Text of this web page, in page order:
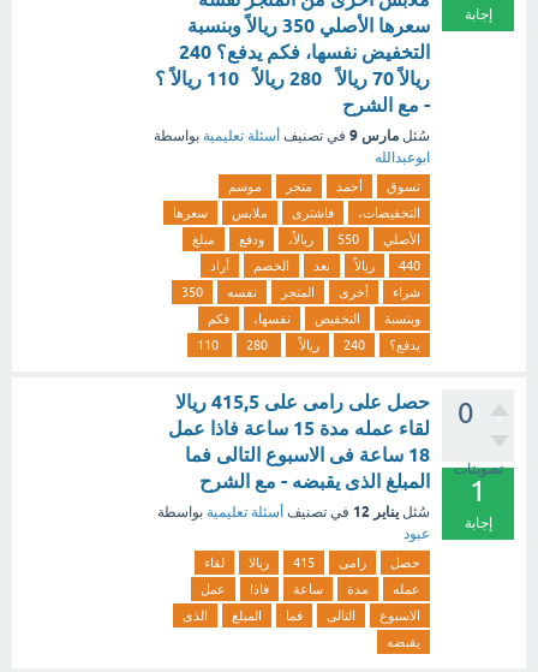
إجابة
سعرها الأصلي 350 ريالاً وبنسبة
التخفيض نفسها، فكم يدفع؟ 240
ريالاً 70 ريالاً 280 ريالاً 110 ريالاً ؟
- مع الشرح
سُئل مارس 9 في تصنيف أسئلة تعليمية بواسطة
ابوعبدالله
تسوق أحمد متجر
موسم
التخفيضات،
فاشترى ملابس
سعرها
الأصلي
550 ريالاً، ودفع
مبلغ
440
ريالاً بعد الخصم
أراد
شراء
أخرى المتجر نفسه
350
وبنسبة
التخفيض نفسها،
فكم
يدفع؟
240 ريالاً
0
تصويتات
1
إجابة
حصل على رامى على 415,5 ريالا
لقاء عمله مدة 15 ساعة فاذا عمل
18 ساعة فى الاسبوع التالى فما
المبلغ الذى يقبضه - مع الشرح
سُئل يناير 12 في تصنيف أسئلة تعليمية بواسطة
عبود
حصل رامى 415 ريالا
لقاء
عمله
مدة ساعة فاذا
عمل
الاسبوع
التالى فما المبلغ
الذى
يقبضه